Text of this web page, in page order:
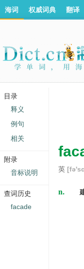
英
n.
海词 权威词典 翻译
目录
释义
例句
相关
附录
音标说明
查词历史
facade